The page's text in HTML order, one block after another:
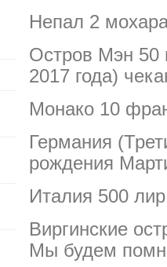
Непал 2
Остров Мэн 50
2017 года)
Монако 10
Германия
рождения
Италия 500 лир
Виргинские
Мы будем